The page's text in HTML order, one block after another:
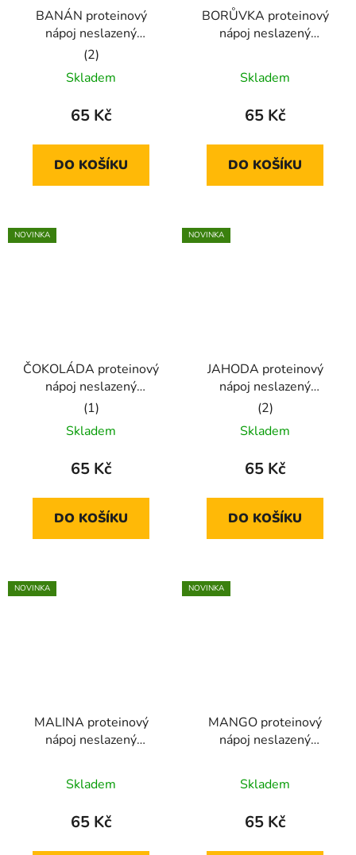
BANÁN proteinový
nápoj neslazený
ochutnávka
Průměrné
hodnocení
produktu
5,0
z
Skladem
65 Kč
DO KOŠÍKU
BORŮVKA proteinový
nápoj neslazený
Skladem
65 Kč
DO KOŠÍKU
NOVINKA
ČOKOLÁDA proteinový
nápoj neslazený
ochutnávka
Průměrné
hodnocení
produktu
5,0
z
Skladem
65 Kč
DO KOŠÍKU
NOVINKA
JAHODA proteinový
nápoj neslazený
ochutnávka
Průměrné
hodnocení
produktu
5,0
z
Skladem
65 Kč
DO KOŠÍKU
NOVINKA
MALINA proteinový
nápoj neslazený
Skladem
65 Kč
NOVINKA
MANGO proteinový
nápoj neslazený
Skladem
65 Kč